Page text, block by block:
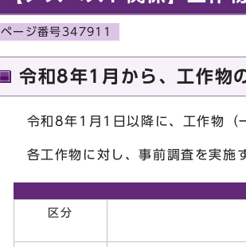
ページ番号347911
令和8年1月から、工作物
令和8年1月1日以降に、工作物（
各工作物に対し、事前調査を実施
区分